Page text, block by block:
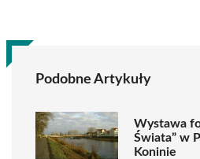
Podobne Artykuły
Wystawa
Świata” w
Koninie